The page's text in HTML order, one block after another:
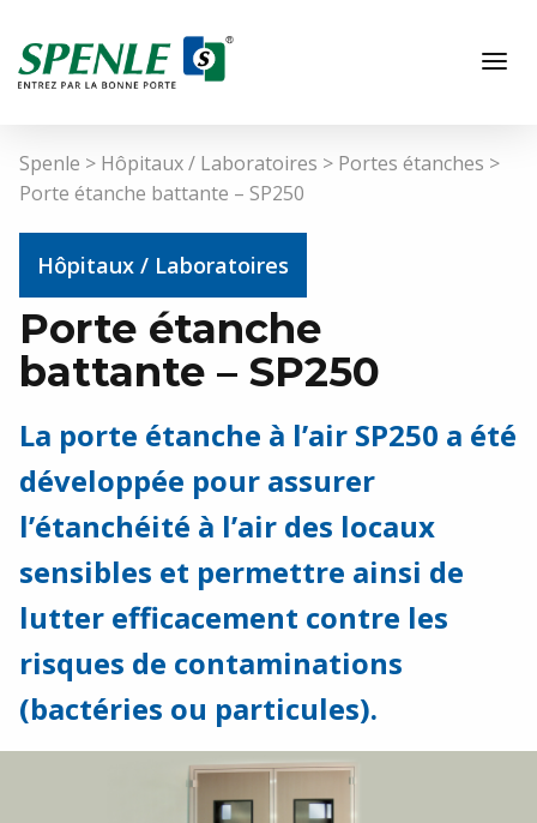
FR
Hôpitaux / Laboratoires
Restauration / CHR
Industrie / Logistique
Notre histoire
Spenle > Hôpitaux / Laboratoires > Portes étanches >
Porte étanche battante – SP250
Hôpitaux / Laboratoires
Porte étanche
battante – SP250
La porte étanche à l’air SP250 a été
développée pour assurer
l’étanchéité à l’air des locaux
sensibles et permettre ainsi de
lutter efficacement contre les
risques de contaminations
(bactéries ou particules).